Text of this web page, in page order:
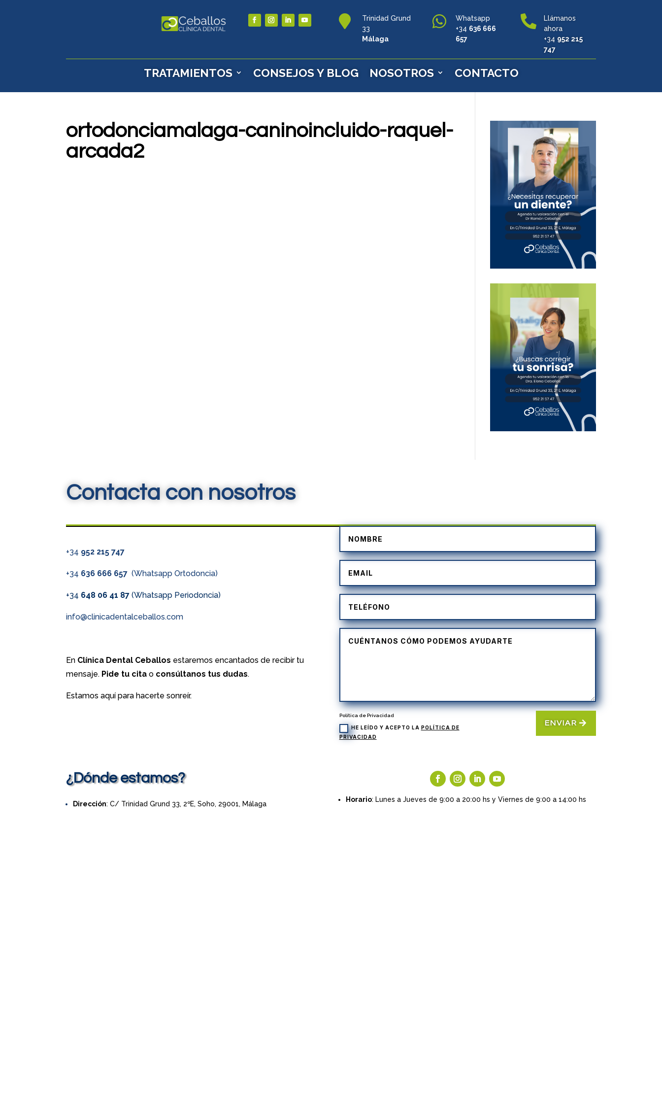

Trinidad Grund
33
Málaga

Whatsapp
+34 636 666
657

Llámanos
ahora
+34 952 215
747
TRATAMIENTOS CONSEJOS Y BLOG NOSOTROS CONTACTO
ortodonciamalaga-caninoincluido-raquel-
arcada2
Contacta con nosotros
+34 952 215 747
+34 636 666 657(Whatsapp Ortodoncia)
+34 648 06 41 87 (Whatsapp Periodoncia)
info@clinicadentalceballos.com
En Clínica Dental Ceballos estaremos encantados de recibir tu
mensaje. Pide tu cita o consúltanos tus dudas.
Estamos aquí para hacerte sonreír.
Política de Privacidad
HE LEÍDO Y ACEPTO LA POLÍTICA DE
PRIVACIDAD
ENVIAR
¿Dónde estamos?
Dirección: C/ Trinidad Grund 33, 2ºE, Soho, 29001, Málaga
Horario: Lunes a Jueves de 9:00 a 20:00 hs y Viernes de 9:00 a 14:00 hs